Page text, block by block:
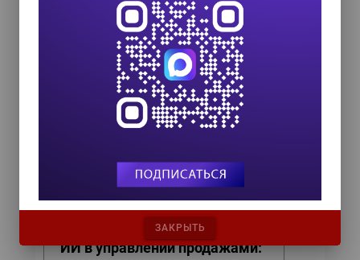
TEAM LEAD TODAY 2026
10 сентября 2026
Форум ProcessTech
18 сентября 2026
Управление данными 2026
HR TECH + ИИ ТРАНСФОРМАЦИЯ 2026
8 октября 2026
ИИ в управлении продажами:
ЗАКРЫТЬ